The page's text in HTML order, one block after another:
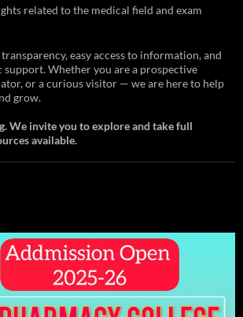
related to the medical field and exam
easy access to information, and
support. Whether you are a prospective
or a curious visitor — we are here to help
grow.
We invite you to explore and take full
available.